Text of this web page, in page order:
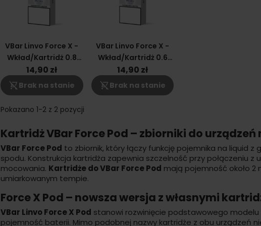
VBar Linvo Force X -
Wkład/Kartridż 0.8
Ohm 2 Ml
14,90 zł
shopping_cart_off Brak na stanie
VBar Linvo Force X -
Wkład/Kartridż 0.6
Ohm 2 Ml
14,90 zł
shopping_cart_off Brak na stanie
Pokazano 1-2 z 2 pozycji
Kartridż VBar Force Pod – zbiorniki do
VBar Force Pod to zbiornik, który łączy funkcję pojemnika na liquid z
spodu. Konstrukcja kartridża zapewnia szczelność przy połączeniu
mocowania. Kartridże do VBar Force Pod mają pojemność około 2
umiarkowanym tempie.
Force X Pod – nowsza wersja z własnymi
VBar Linvo Force X Pod stanowi rozwinięcie podstawowego modelu
pojemność baterii. Mimo podobnej nazwy kartridże z obu urządzeń